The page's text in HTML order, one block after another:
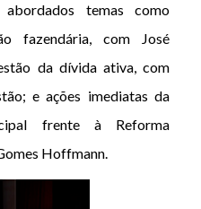
temas como
fazendária, com José
da dívida ativa, com
e ações imediatas da
frente à Reforma
Hoffmann.